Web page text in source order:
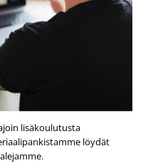
lisäkoulutusta
löydät